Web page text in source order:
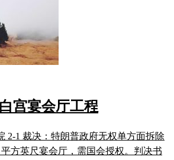
宫宴会厅工程
2-1 裁决：特朗普政府无权单方面拆除
方英尺宴会厅，需国会授权。判决书